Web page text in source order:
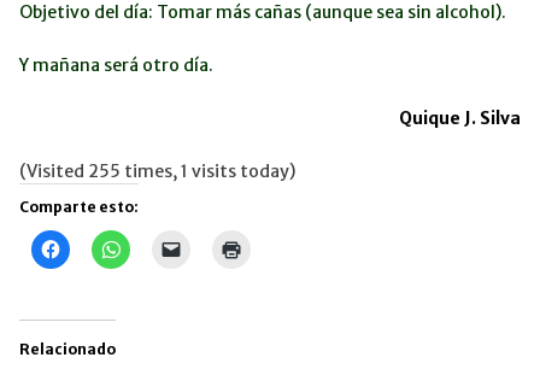
Objetivo del día: Tomar más cañas (aunque sea sin alcohol).
Y mañana será otro día.
Quique J. Silva
(Visited 255 times, 1 visits today)
Comparte esto:
Haz
clic
Facebook
(Se
abre
Haz
clic
Relacionado